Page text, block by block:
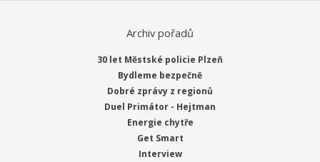
Archiv pořadů
30 let Městské policie Plzeň
Bydleme bezpečně
Dobré zprávy z regionů
Duel Primátor - Hejtman
Energie chytře
Get Smart
Interview